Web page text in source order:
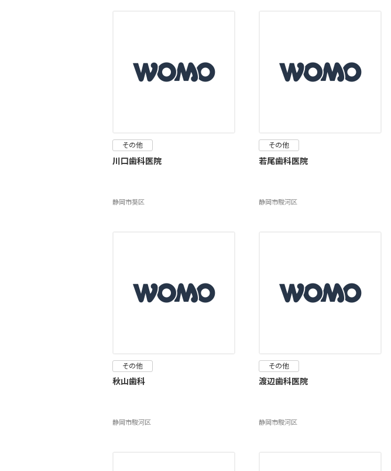
その他
川口歯科医院
静岡市葵区
その他
若尾歯科医院
静岡市駿河区
その他
秋山歯科
静岡市駿河区
その他
渡辺歯科医院
静岡市駿河区